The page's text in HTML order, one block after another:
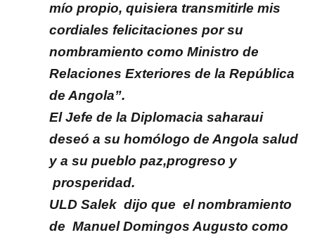
mío propio, quisiera transmitirle mis
cordiales felicitaciones por su
nombramiento como Ministro de
Relaciones Exteriores de la República
de Angola”.
El Jefe de la Diplomacia saharaui
deseó a su homólogo de Angola salud
y a su pueblo paz,progreso y
prosperidad.
ULD Salek dijo que el nombramiento
de Manuel Domingos Augusto como